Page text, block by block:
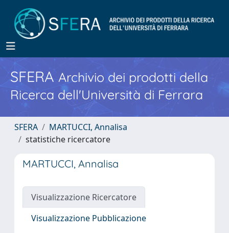
SFERA Archivio dei prodotti della
Ricerca dell'Università di Ferrara
SFERA
MARTUCCI, Annalisa
statistiche ricercatore
MARTUCCI, Annalisa
Visualizzazione Ricercatore
Visualizzazione Pubblicazione